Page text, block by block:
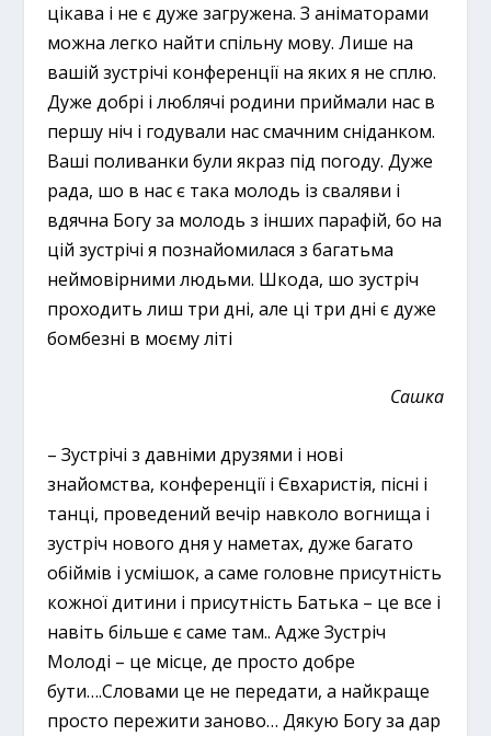
цікава і не є дуже загружена. З аніматорами
можна легко найти спільну мову. Лише на
вашій зустрічі конференції на яких я не сплю.
Дуже добрі і люблячі родини приймали нас в
першу ніч і годували нас смачним сніданком.
Ваші поливанки були якраз під погоду. Дуже
рада, шо в нас є така молодь із сваляви і
вдячна Богу за молодь з інших парафій, бо на
цій зустрічі я познайомилася з багатьма
неймовірними людьми. Шкода, шо зустріч
проходить лиш три дні, але ці три дні є дуже
бомбезні в моєму літі
Сашка
– Зустрічі з давніми друзями і нові
знайомства, конференції і Євхаристія, пісні і
танці, проведений вечір навколо вогнища і
зустріч нового дня у наметах, дуже багато
обіймів і усмішок, а саме головне присутність
кожної дитини і присутність Батька – це все і
навіть більше є саме там.. Адже Зустріч
Молоді – це місце, де просто добре
бути….Словами це не передати, а найкраще
просто пережити заново… Дякую Богу за дар